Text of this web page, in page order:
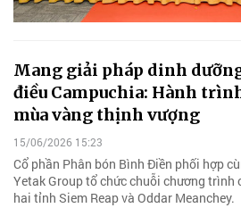
Mang giải pháp dinh
điều Campuchia: Hành
mùa vàng thịnh vượng
15/06/2026 15:23
Cổ phần Phân bón Bình Điền phối hợp
Yetak Group tổ chức chuỗi chương trình
hai tỉnh Siem Reap và Oddar Meanchey.